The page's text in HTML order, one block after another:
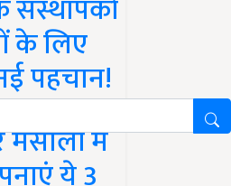
संस्थापकों
के लिए
पहचान!
में